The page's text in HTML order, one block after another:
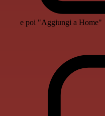
e poi "Aggiungi a Home"